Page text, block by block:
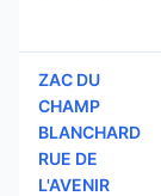
ZAC DU
CHAMP
BLANCHARD
RUE DE
L'AVENIR